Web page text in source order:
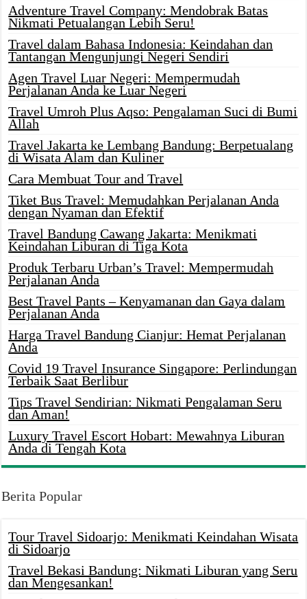
Adventure Travel Company: Mendobrak Batas
Nikmati Petualangan Lebih Seru!
Travel dalam Bahasa Indonesia: Keindahan dan
Tantangan Mengunjungi Negeri Sendiri
Agen Travel Luar Negeri: Mempermudah
Perjalanan Anda ke Luar Negeri
Travel Umroh Plus Aqso: Pengalaman Suci di Bumi
Allah
Travel Jakarta ke Lembang Bandung: Berpetualang
di Wisata Alam dan Kuliner
Cara Membuat Tour and Travel
Tiket Bus Travel: Memudahkan Perjalanan Anda
dengan Nyaman dan Efektif
Travel Bandung Cawang Jakarta: Menikmati
Keindahan Liburan di Tiga Kota
Produk Terbaru Urban’s Travel: Mempermudah
Perjalanan Anda
Best Travel Pants – Kenyamanan dan Gaya dalam
Perjalanan Anda
Harga Travel Bandung Cianjur: Hemat Perjalanan
Anda
Covid 19 Travel Insurance Singapore: Perlindungan
Terbaik Saat Berlibur
Tips Travel Sendirian: Nikmati Pengalaman Seru
dan Aman!
Luxury Travel Escort Hobart: Mewahnya Liburan
Anda di Tengah Kota
Berita Popular
Tour Travel Sidoarjo: Menikmati Keindahan Wisata
di Sidoarjo
Travel Bekasi Bandung: Nikmati Liburan yang Seru
dan Mengesankan!